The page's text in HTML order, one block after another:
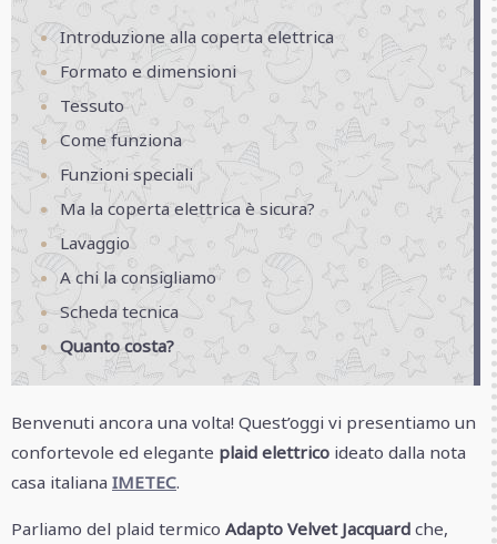
Introduzione alla coperta elettrica
Formato e dimensioni
Tessuto
Come funziona
Funzioni speciali
Ma la coperta elettrica è sicura?
Lavaggio
A chi la consigliamo
Scheda tecnica
Quanto costa?
Benvenuti ancora una volta! Quest’oggi vi presentiamo un
confortevole ed elegante plaid elettrico ideato dalla nota
casa italiana IMETEC.
Parliamo del plaid termico Adapto Velvet Jacquard che,